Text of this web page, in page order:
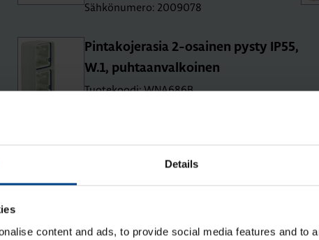
Details
content and ads, to provide social media features and to
Sähkönumero: 2009078
Pin­ta­ko­je­ra­sia 2-osai­nen pysty IP55,
W.1, puh­taan­val­koi­nen
Tuotekoodi: WNA686B